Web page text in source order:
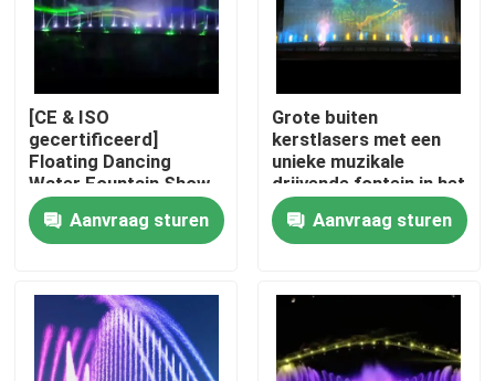
Producten
Fabrieksreis
Kwaliteitscontrole
Contacteer ons
Vraag een offerte aan
[CE & ISO
gecertificeerd]
Floating Dancing
Water Fountain Show
Aanvraag sturen
Grote buiten
kerstlasers met een
unieke muzikale
drijvende fontein in het
meer
Aanvraag sturen